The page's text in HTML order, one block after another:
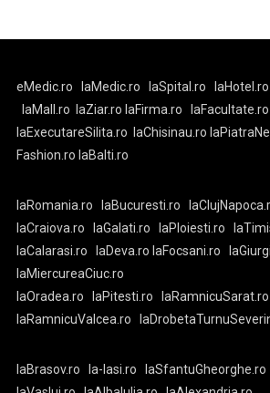
eMedic.ro laMedic.ro laSpital.ro laHotel.ro
laMall.ro
laZiar.ro laFirma.ro laFacultate.ro
laExecutareSilita.ro
laChisinau.ro
Fashion.ro laBalti.ro
laRomania.ro laBucuresti.ro
laCraiova.ro
laGalati.ro laPloiesti.ro
laCalarasi.ro
laDeva.ro laFocsani.ro
laMiercureaCiuc.ro
laOradea.ro
laPitesti.ro
laRamnicuSarat.ro
laRamnicuValcea.ro
laBrasov.ro la-Iasi.ro
laSfantuGheorghe.ro